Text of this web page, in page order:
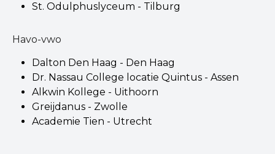
St. Odulphuslyceum - Tilburg
Havo-vwo
Dalton Den Haag - Den Haag
Dr. Nassau College locatie Quintus - Assen
Alkwin Kollege - Uithoorn
Greijdanus - Zwolle
Academie Tien - Utrecht